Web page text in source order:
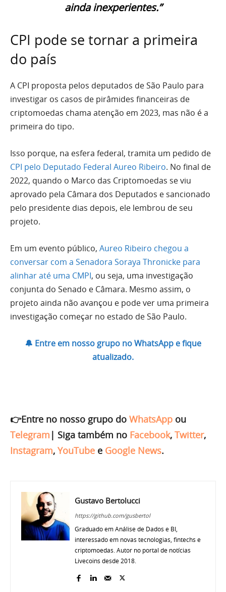
ainda inexperientes.”
CPI pode se tornar a primeira
do país
A CPI proposta pelos deputados de São Paulo para
investigar os casos de pirâmides financeiras de
criptomoedas chama atenção em 2023, mas não é a
primeira do tipo.
Isso porque, na esfera federal, tramita um pedido de
CPI pelo Deputado Federal Aureo Ribeiro. No final de
2022, quando o Marco das Criptomoedas se viu
aprovado pela Câmara dos Deputados e sancionado
pelo presidente dias depois, ele lembrou de seu
projeto.
Em um evento público, Aureo Ribeiro chegou a
conversar com a Senadora Soraya Thronicke para
alinhar até uma CMPI, ou seja, uma investigação
conjunta do Senado e Câmara. Mesmo assim, o
projeto ainda não avançou e pode ver uma primeira
investigação começar no estado de São Paulo.
🔔 Entre em nosso grupo no WhatsApp e fique
atualizado.
👉Entre no nosso grupo do WhatsApp ou
Telegram | Siga também no Facebook, Twitter,
Instagram, YouTube e Google News.
Gustavo Bertolucci
https://github.com/gusbertol
Graduado em Análise de Dados e BI,
interessado em novas tecnologias, fintechs e
criptomoedas. Autor no portal de notícias
Livecoins desde 2018.